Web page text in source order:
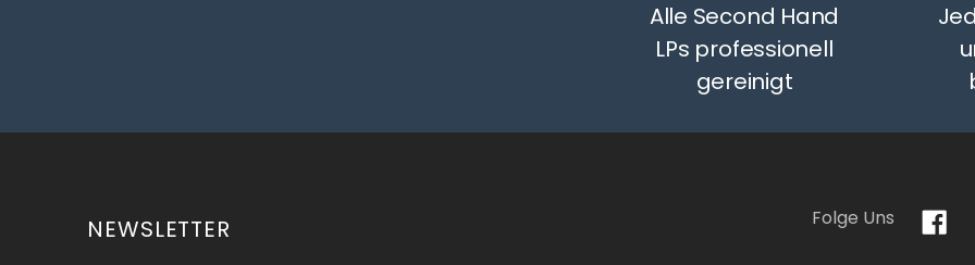
Alle Second Hand
LPs professionell
gereinigt
NEWSLETTER Folge Uns